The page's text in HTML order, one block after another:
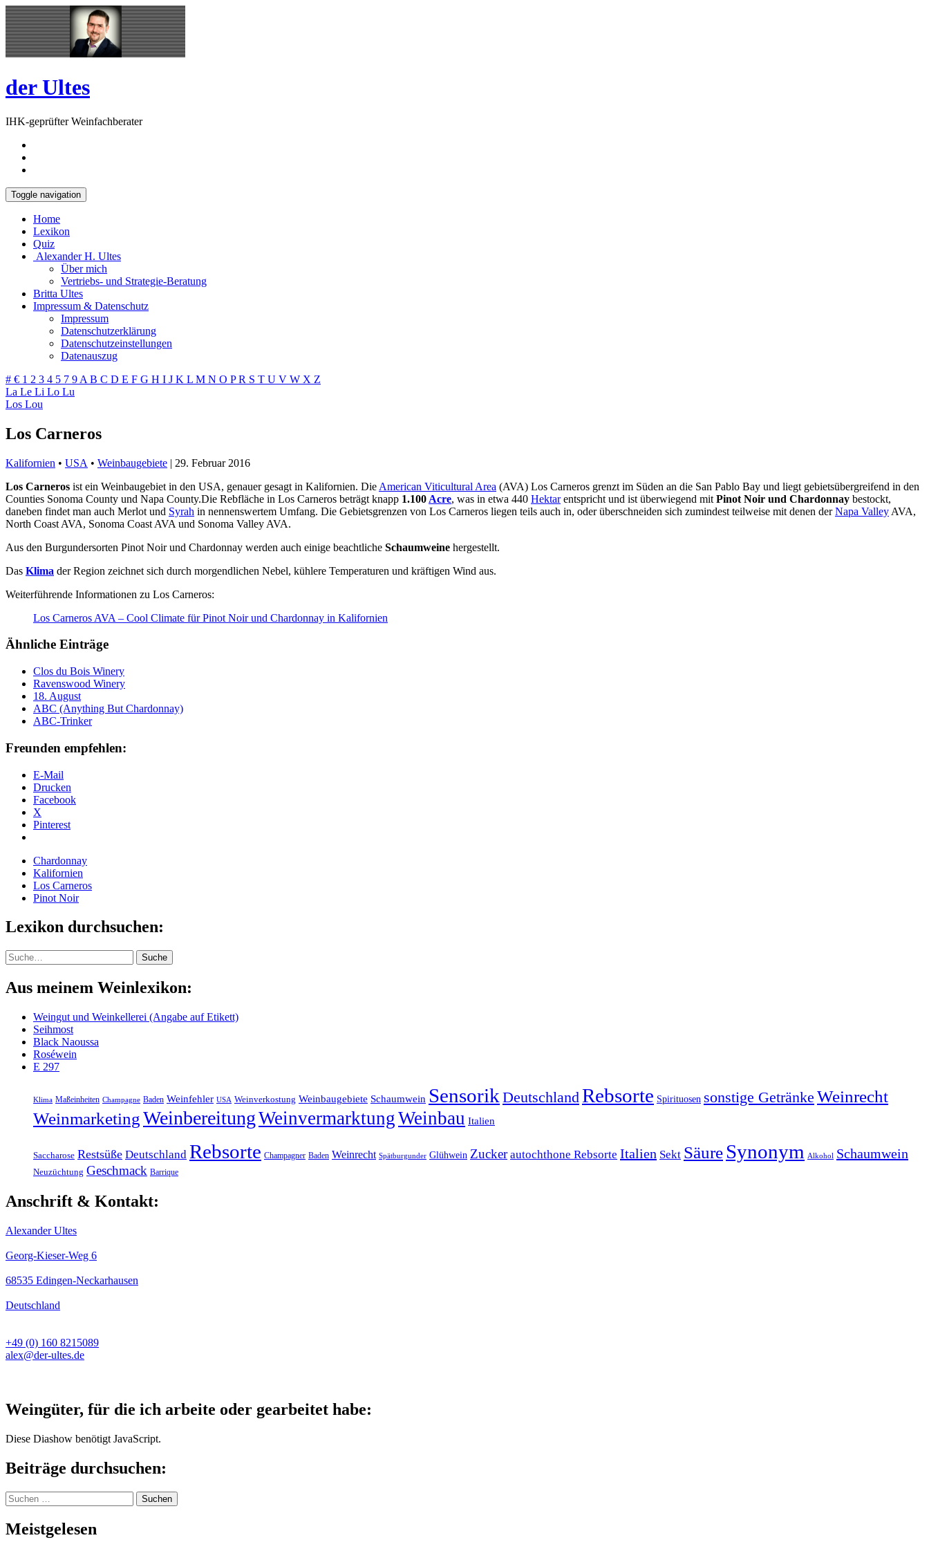
Skip
to
content
Open
Sidebar
der Ultes
IHK-geprüfter Weinfachberater
Toggle navigation
Home
Lexikon
Quiz
Alexander H. Ultes
Über mich
Vertriebs- und Strategie-Beratung
Britta Ultes
Impressum & Datenschutz
Impressum
Datenschutzerklärung
Datenschutzeinstellungen
Datenauszug
# € 1 2 3 4 5 7 9 A B C D E F G H I J K L M N O PR S T U V W X Z
La Le Li Lo Lu
Los Lou
Los Carneros
Kalifornien • USA • Weinbaugebiete | 29. Februar 2016
Los Carneros ist ein Weinbaugebiet in den USA, genauer gesagt in Kalifornien. Die American Viticultural Area (AVA) Los Carneros grenzt im Süden an die San Pablo Bay und liegt gebietsübergreifend in den
Counties Sonoma County und Napa County.Die Rebfläche in Los Carneros beträgt knapp 1.100 Acre, was in etwa 440 Hektarentspricht und ist überwiegend mit Pinot Noir und Chardonnay bestockt,
daneben findet man auch Merlot und Syrah in nennenswertem Umfang. Die Gebietsgrenzen von Los Carneros liegen teils auch in, oder überschneiden sich zumindest teilweise mit denen derNapa Valley AVA,
North Coast AVA, Sonoma Coast AVA und Sonoma Valley AVA.
Aus den Burgundersorten Pinot Noir und Chardonnay werden auch einige beachtliche Schaumweine hergestellt.
Das Klima der Region zeichnet sich durch morgendlichen Nebel, kühlere Temperaturen und kräftigen Wind aus.
Weiterführende Informationen zu Los Carneros:
Los Carneros AVA – Cool Climate für Pinot Noir und Chardonnay in Kalifornien
Ähnliche Einträge
Clos du Bois Winery
Ravenswood Winery
18. August
ABC (Anything But Chardonnay)
ABC-Trinker
Freunden empfehlen:
E-Mail
Drucken
Facebook
X
Pinterest
Chardonnay
Kalifornien
Los Carneros
Pinot Noir
Lexikon durchsuchen:
Suche Suche
Aus meinem Weinlexikon:
Weingut und Weinkellerei (Angabe auf Etikett)
Seihmost
Black Naoussa
Roséwein
E 297
Klima Maßeinheiten Champagne Baden Weinfehler USA Weinverkostung Weinbaugebiete Schaumwein Sensorik DeutschlandRebsorte Spirituosen sonstige Getränke Weinrecht
WeinmarketingWeinbereitungWeinvermarktungWeinbau Italien
Saccharose Restsüße Deutschland Rebsorte Champagner Baden Weinrecht Spätburgunder Glühwein Zucker autochthone Rebsorte Italien Sekt Säure Synonym Alkohol Schaumwein
Neuzüchtung Geschmack Barrique
Anschrift & Kontakt:
Alexander Ultes
Georg-Kieser-Weg 6
68535 Edingen-Neckarhausen
Deutschland
+49 (0) 160 8215089
alex@der-ultes.de
Weingüter, für die ich arbeite oder gearbeitet habe:
Diese Diashow benötigt JavaScript.
Beiträge durchsuchen:
Suchen
nach:
Meistgelesen